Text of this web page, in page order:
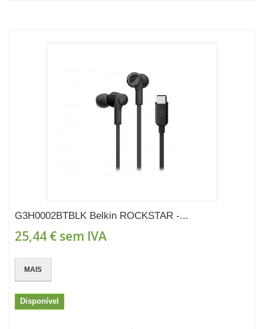
G3H0002BTBLK Belkin ROCKSTAR -...
25,44 € sem IVA
MAIS
Disponível